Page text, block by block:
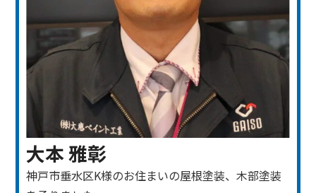
大本 雅彰
神戸市垂水区K様のお住まいの屋根塗装、木部塗装